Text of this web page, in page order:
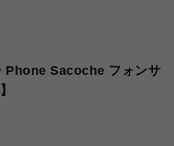
Phone Sacoche フォンサ